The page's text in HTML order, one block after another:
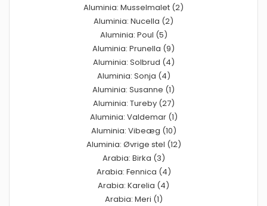
Aluminia: Musselmalet (2)
Aluminia: Nucella (2)
Aluminia: Poul (5)
Aluminia: Prunella (9)
Aluminia: Solbrud (4)
Aluminia: Sonja (4)
Aluminia: Susanne (1)
Aluminia: Tureby (27)
Aluminia: Valdemar (1)
Aluminia: Vibeæg (10)
Aluminia: Øvrige stel (12)
Arabia: Birka (3)
Arabia: Fennica (4)
Arabia: Karelia (4)
Arabia: Meri (1)